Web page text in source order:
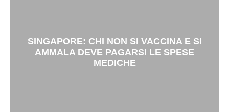
SINGAPORE: CHI NON SI VACCINA E SI
AMMALA DEVE PAGARSI LE SPESE
MEDICHE